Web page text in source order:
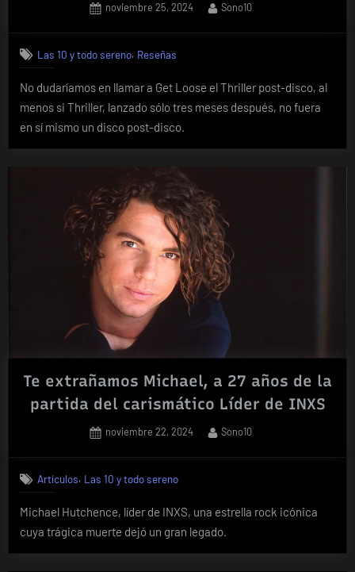
Posted
noviembre 25, 2024 By
Sono10
Las 10 y todo sereno, Reseñas
No dudaríamos en llamar a Get Loose el Thriller post-disco, al
menos si Thriller, lanzado sólo tres meses después, no fuera
en sí mismo un disco post-disco.
Te extrañamos Michael, a 27 años de la
partida del carismático Líder de INXS
Posted
noviembre 22, 2024 By
Sono10
Artículos, Las 10 y todo sereno
Michael Hutchence, líder de INXS, una estrella rock icónica
cuya trágica muerte dejó un gran legado.